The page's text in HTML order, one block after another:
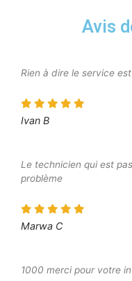
Avis
Rien à dire le service
Ivan B
Le technicien qui est
problème
Marwa C
1000 merci pour votre